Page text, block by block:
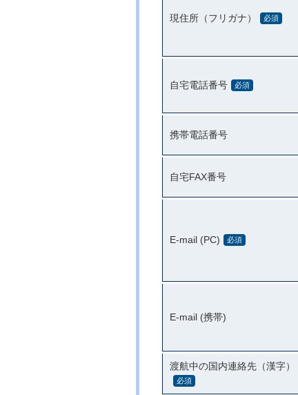
現住所（フリガナ） 必須
自宅電話番号 必須
携帯電話番号
自宅FAX番号
E-mail (PC) 必須
E-mail (携帯)
渡航中の国内連絡先（漢字）
必須